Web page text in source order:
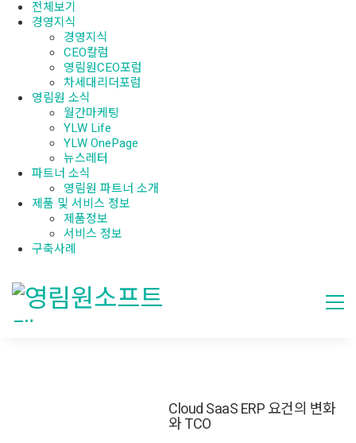
전체보기
경영지식
경영지식
CEO칼럼
영림원CEO포럼
차세대리더포럼
영림원 소식
월간마케팅
YLW Life
YLW OnePage
뉴스레터
파트너 소식
영림원 파트너 소개
제품 및 서비스 정보
제품정보
서비스 정보
구축사례
Cloud SaaS ERP 요건의 변화
와 TCO